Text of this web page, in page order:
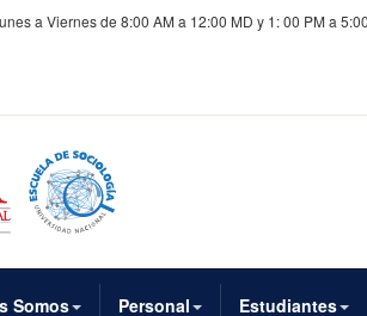
a Viernes de 8:00 AM a 12:00 MD y 1: 00 PM a
Somos Personal Estudiantes